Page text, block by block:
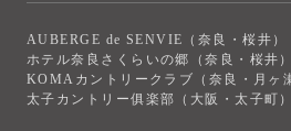
AUBERGE de SENVIE（奈良・桜井）
ホテル奈良さくらいの郷（奈良・桜井）
KOMAカントリークラブ（奈良・月ヶ
太子カントリー俱楽部（大阪・太子町）